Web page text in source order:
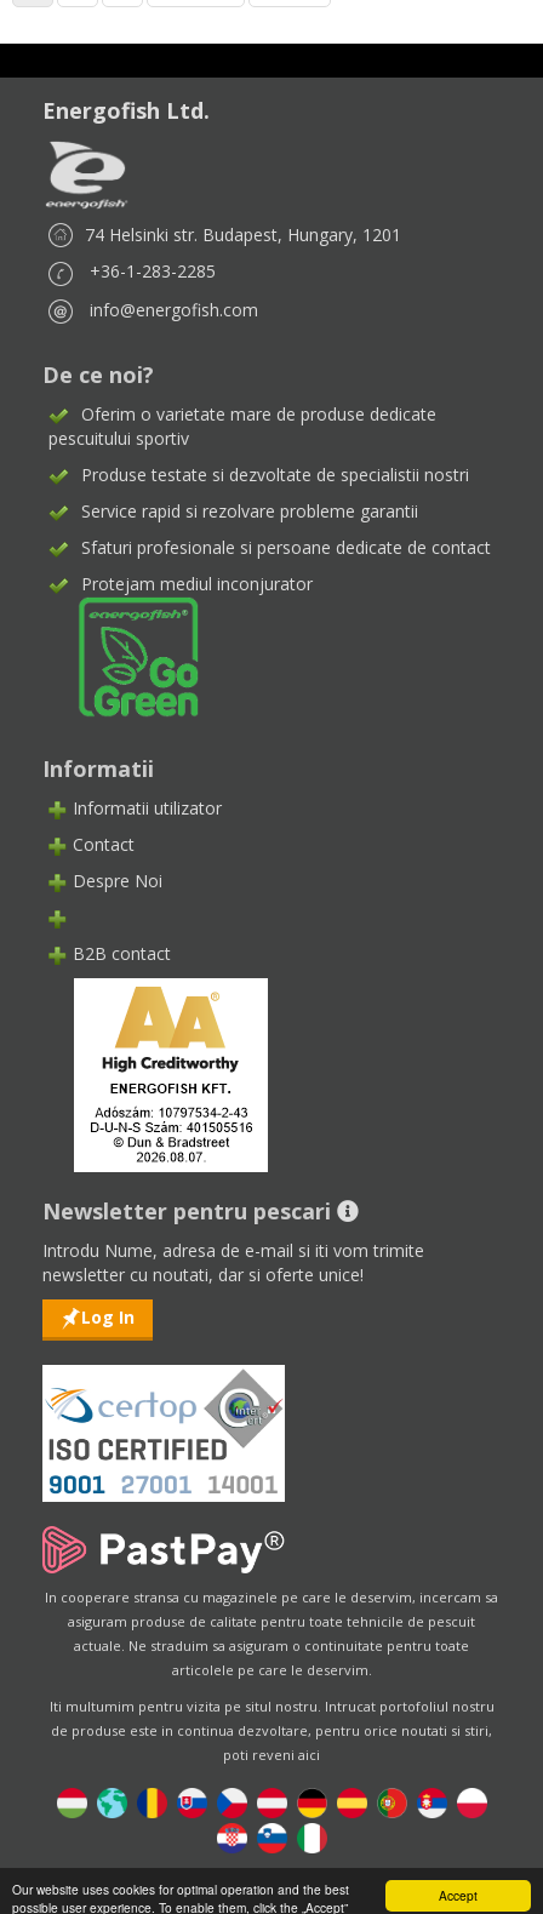
Accept
Our website uses cookies for optimal operation and the best
possible user experience. To enable them, click the „Accept”
Energofish Ltd.
74 Helsinki str. Budapest, Hungary, 1201
+36-1-283-2285
info@energofish.com
De ce noi?
Oferim o varietate mare de produse dedicate
pescuitului sportiv
Produse testate si dezvoltate de specialistii nostri
Service rapid si rezolvare probleme garantii
Sfaturi profesionale si persoane dedicate de contact
Protejam mediul inconjurator
Informatii
Informatii utilizator
Contact
Despre Noi
B2B contact
Newsletter pentru pescari
Introdu Nume, adresa de e-mail si iti vom trimite
newsletter cu noutati, dar si oferte unice!
Log In
In cooperare stransa cu magazinele pe care le deservim, incercam sa
asiguram produse de calitate pentru toate tehnicile de pescuit
actuale. Ne straduim sa asiguram o continuitate pentru toate
articolele pe care le deservim.
Iti multumim pentru vizita pe situl nostru. Intrucat portofoliul nostru
de produse este in continua dezvoltare, pentru orice noutati si stiri,
poti reveni aici
Designed by
Energofish Kft